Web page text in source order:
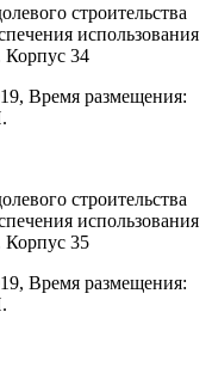
строительства
использования
Корпус 34
Время размещения:
строительства
использования
Корпус 35
Время размещения: